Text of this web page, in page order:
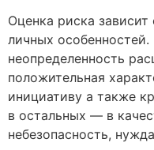
Оценка риска
личных
неопределенность
положительная
инициативу а также
в остальных — в
небезопасность,